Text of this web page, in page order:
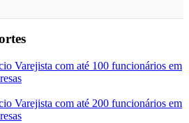
Varejista com até 100 funcionários em
Varejista com até 200 funcionários em